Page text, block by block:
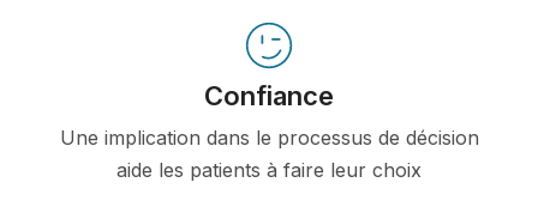
Confiance
Une implication dans le processus de décision
aide les patients à faire leur choix